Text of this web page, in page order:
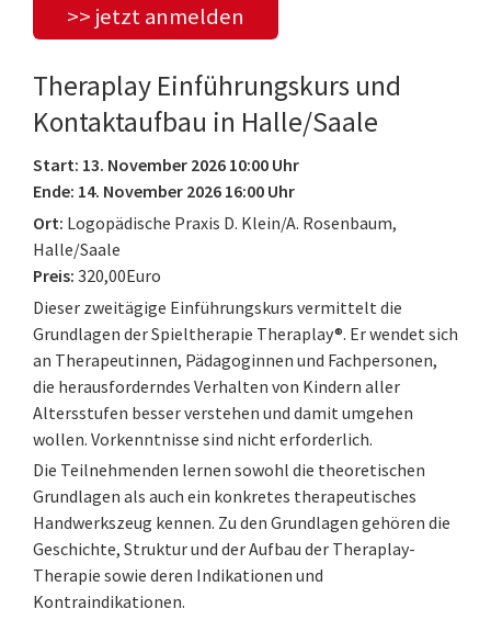
>> jetzt anmelden
Theraplay Einführungskurs und
Kontaktaufbau in Halle/Saale
Start: 13. November 2026 10:00 Uhr
Ende: 14. November 2026 16:00 Uhr
Ort: Logopädische Praxis D. Klein/A. Rosenbaum,
Halle/Saale
Preis: 320,00Euro
Dieser zweitägige Einführungskurs vermittelt die
Grundlagen der Spieltherapie Theraplay®. Er wendet sich
an Therapeutinnen, Pädagoginnen und Fachpersonen,
die herausforderndes Verhalten von Kindern aller
Altersstufen besser verstehen und damit umgehen
wollen. Vorkenntnisse sind nicht erforderlich.
Die Teilnehmenden lernen sowohl die theoretischen
Grundlagen als auch ein konkretes therapeutisches
Handwerkszeug kennen. Zu den Grundlagen gehören die
Geschichte, Struktur und der Aufbau der Theraplay-
Therapie sowie deren Indikationen und
Kontraindikationen.